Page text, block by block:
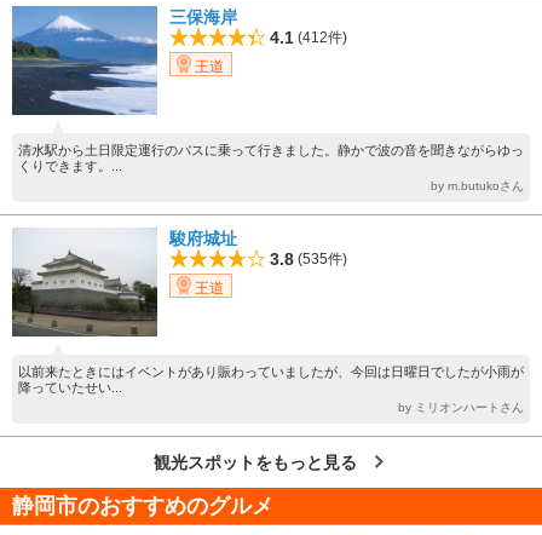
三保海岸
4.1 (412件)
王道
清水駅から土日限定運行のバスに乗って行きました。静かで波の音を聞きながらゆっ
くりできます。...
by m.butukoさん
駿府城址
3.8 (535件)
王道
以前来たときにはイベントがあり賑わっていましたが、今回は日曜日でしたが小雨が
降っていたせい...
by ミリオンハートさん
観光スポットをもっと見る
静岡市のおすすめのグルメ